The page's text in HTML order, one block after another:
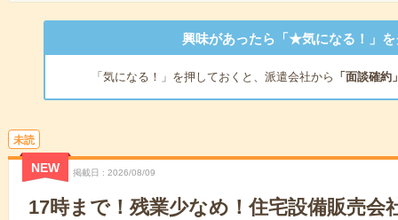
興味があったら「★気になる！」を
「気になる！」を押しておくと、派遣会社から 「面談確約
未読
NEW 掲載日 2026/08/09
17時まで！残業少なめ！住宅設備販売会